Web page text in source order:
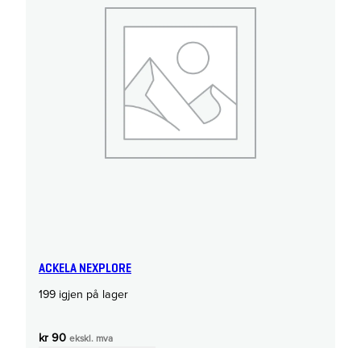
ACKELA NEXPLORE
199 igjen på lager
kr90 ekskl. mva